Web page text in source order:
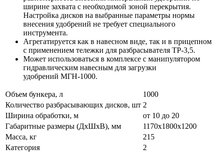
ширине захвата с необходимой зоной перекрытия.
Настройка дисков на выбранные параметры нормы
внесения удобрений не требует специального
инструмента.
Агрегатируется как в навесном виде, так и в прицепном
с применением тележки для разбрасывателя ТР-3,5.
Может использоваться в комплексе с манипулятором
гидравлическим навесным для загрузки
удобрений МГН-1000.
Объем бункера, л
1000
Количество разбрасывающих дисков, шт 2
Ширина обработки, м
от 10 до 20
Габаритные размеры (ДхШхВ), мм
1170х1800х1200
Масса, кг
215
Категория
2